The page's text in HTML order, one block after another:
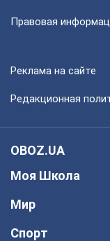
Правовая
Реклама на сайте
Редакционная
OBOZ.UA
Моя Школа
Мир
Спорт